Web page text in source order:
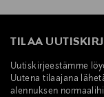
Valmistajan
30630
TILAA
Uutiskirjeestämme
Uutena tilaajana
alennuksen